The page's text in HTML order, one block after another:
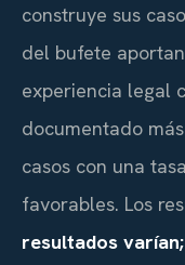
construye sus
del bufete
experiencia legal
documentado
casos con una
favorables. Los
resultados